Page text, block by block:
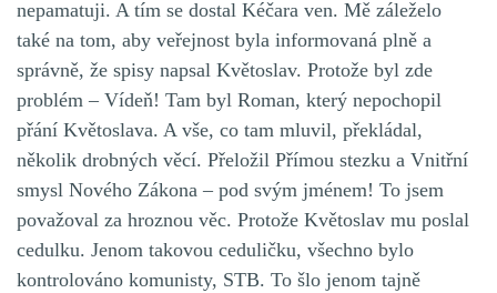
nepamatuji. A tím se dostal Kéčara ven. Mě záleželo
také na tom, aby veřejnost byla informovaná plně a
správně, že spisy napsal Květoslav. Protože byl zde
problém – Vídeň! Tam byl Roman, který nepochopil
přání Květoslava. A vše, co tam mluvil, překládal,
několik drobných věcí. Přeložil Přímou stezku a Vnitřní
smysl Nového Zákona – pod svým jménem! To jsem
považoval za hroznou věc. Protože Květoslav mu poslal
cedulku. Jenom takovou ceduličku, všechno bylo
kontrolováno komunisty, STB. To šlo jenom tajně